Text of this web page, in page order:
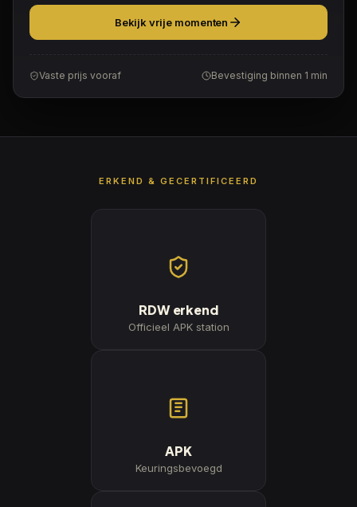
Bekijk vrije momenten
Vaste prijs vooraf Bevestiging binnen 1 min
ERKEND & GECERTIFICEERD
RDW erkend
Officieel APK station
APK
Keuringsbevoegd